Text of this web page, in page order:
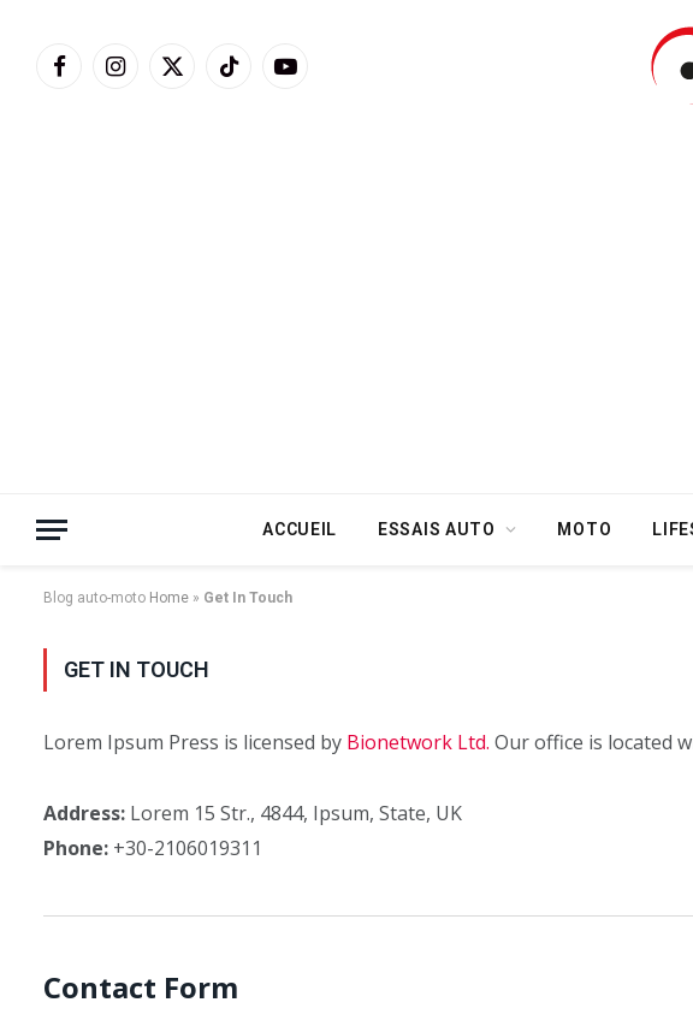
FacebookInstagram
X
TikTokYouTube
ACCUEIL ESSAIS AUTO MOTO
Blog auto-moto Home » Get In Touch
GET IN TOUCH
Lorem Ipsum Press is licensed by Bionetwork Ltd. Our office is located
Address: Lorem 15 Str., 4844, Ipsum, State, UK
Phone: +30-2106019311
Contact Form